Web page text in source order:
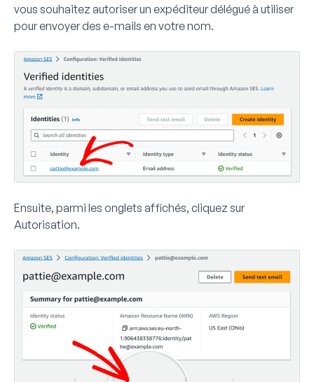
vous souhaitez autoriser un expéditeur délégué à utiliser
pour envoyer des e-mails en votre nom.
Ensuite, parmi les onglets affichés, cliquez sur
Autorisation.